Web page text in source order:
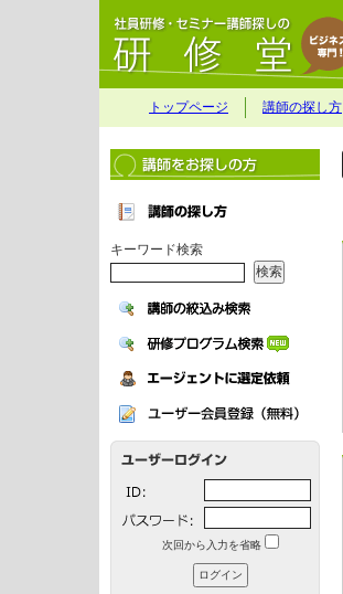
トップページ 講師の探し方
キーワード検索
次回から入力を省略